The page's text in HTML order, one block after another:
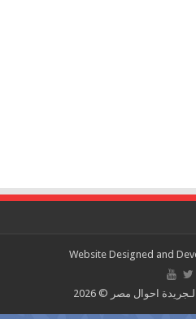
احوال مصر © 2026